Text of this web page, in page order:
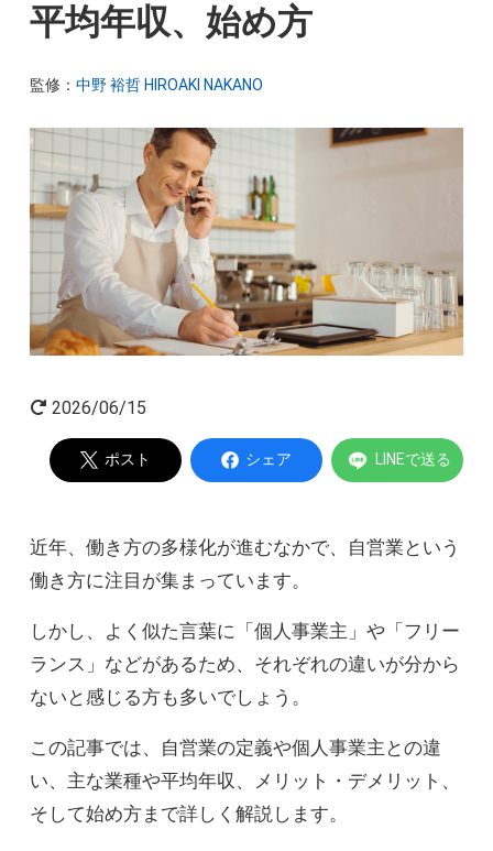
Powered by
平均年収、始め方
監修： 中野 裕哲 HIROAKI NAKANO
2026/06/15
ポスト シェア LINEで送る
近年、働き方の多様化が進むなかで、自営業という
働き方に注目が集まっています。
しかし、よく似た言葉に「個人事業主」や「フリー
ランス」などがあるため、それぞれの違いが分から
ないと感じる方も多いでしょう。
この記事では、自営業の定義や個人事業主との違
い、主な業種や平均年収、メリット・デメリット、
そして始め方まで詳しく解説します。